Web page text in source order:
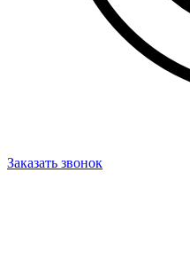
Заказать звонок